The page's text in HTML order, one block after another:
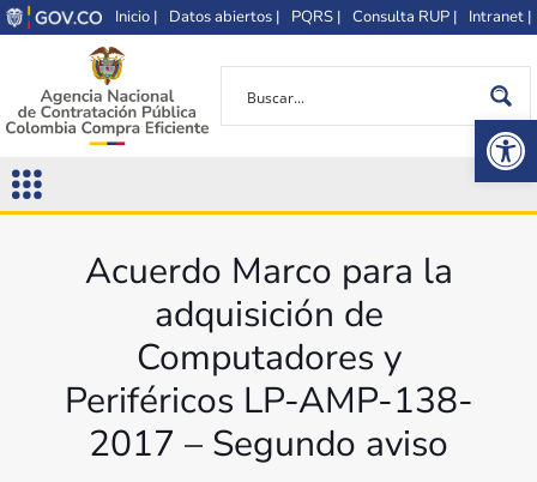
Inicio | Datos abiertos | PQRS | Consulta RUP | Intranet |
Acuerdo Marco para la
adquisición de
Computadores y
Periféricos LP-AMP-138-
2017 – Segundo aviso